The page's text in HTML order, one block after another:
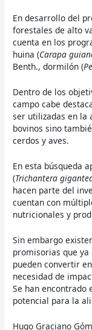
En desarrollo del
forestales de alto
cuenta en los
huina (Carapa
Benth., dormilón (
Dentro de los
campo cabe
ser utilizadas en la
bovinos sino
cerdos y aves.
En esta búsqueda
(Trichantera
hacen parte del
cuentan con
nutricionales y
Sin embargo
promisorias que ya
pueden convertir
necesidad de
Se han encontrado
potencial para la
Hugo Graciano